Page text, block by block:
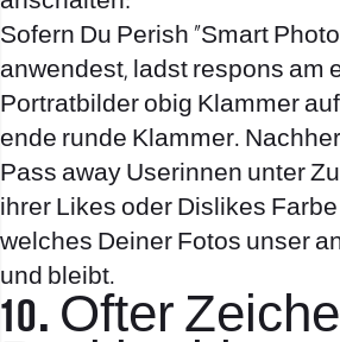
Sofern Du Perish „Smart
anwendest, ladst respons am
Portratbilder obig Klammer
ende runde Klammer.
Pass away Userinnen unter
ihrer Likes oder Dislikes
welches Deiner Fotos unser
und bleibt.
10. Ofter